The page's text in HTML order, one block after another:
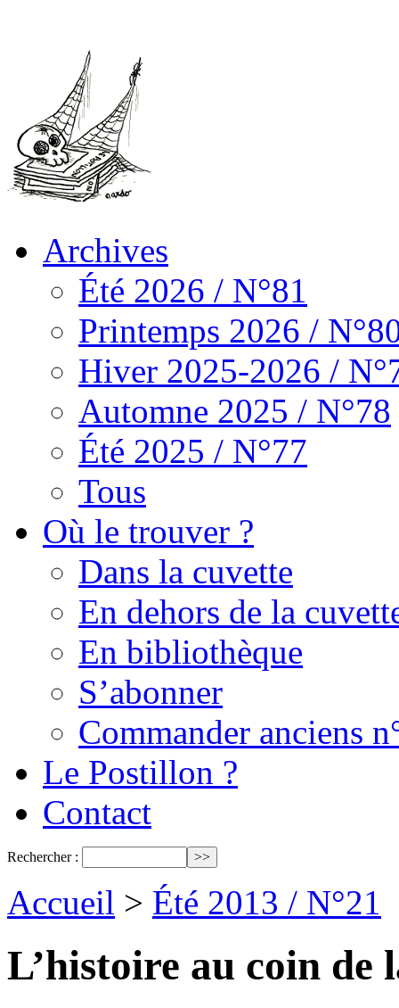
Archives
Été 2026 / N°81
Printemps 2026 /
Hiver 2025-2026 /
Automne 2025 / N°78
Été 2025 / N°77
Tous
Où le trouver ?
Dans la cuvette
En dehors de la
En bibliothèque
S’abonner
Commander anciens
Le Postillon ?
Contact
Rechercher :
Accueil > Été 2013 / N°21
L’histoire au coin de